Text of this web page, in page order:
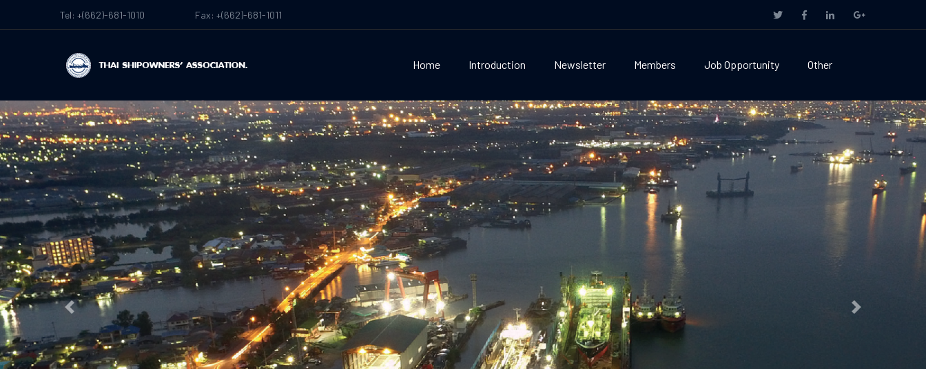
Tel: +(662)-681-1010 Fax: +(662)-681-1011
Home Introduction Newsletter Members Job Opportunity Other
Previous Next